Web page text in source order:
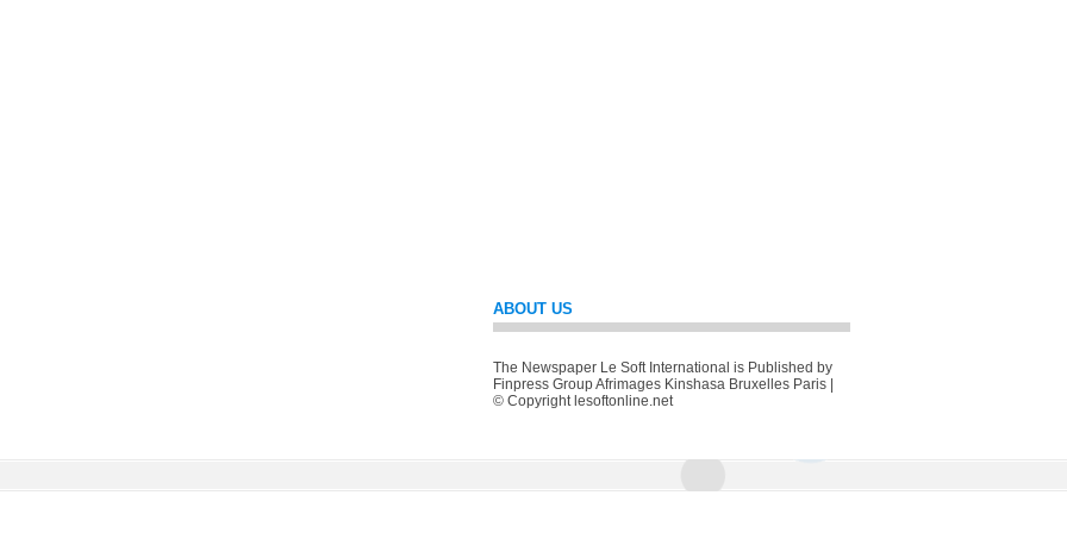
ABOUT US
The Newspaper Le Soft International is Published by
Finpress Group Afrimages Kinshasa Bruxelles Paris |
© Copyright lesoftonline.net